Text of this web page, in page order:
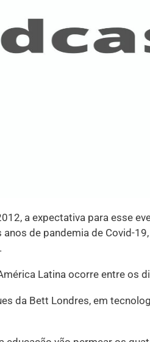
a expectativa para esse
de pandemia de Covid-
Latina ocorre entre os
da Bett Londres, em